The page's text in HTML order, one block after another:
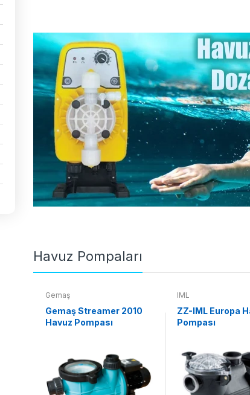
Havuz Pompaları
Gemaş
Gemaş Streamer 2010
Havuz Pompası
IML
ZZ-IML Europa
Pompası